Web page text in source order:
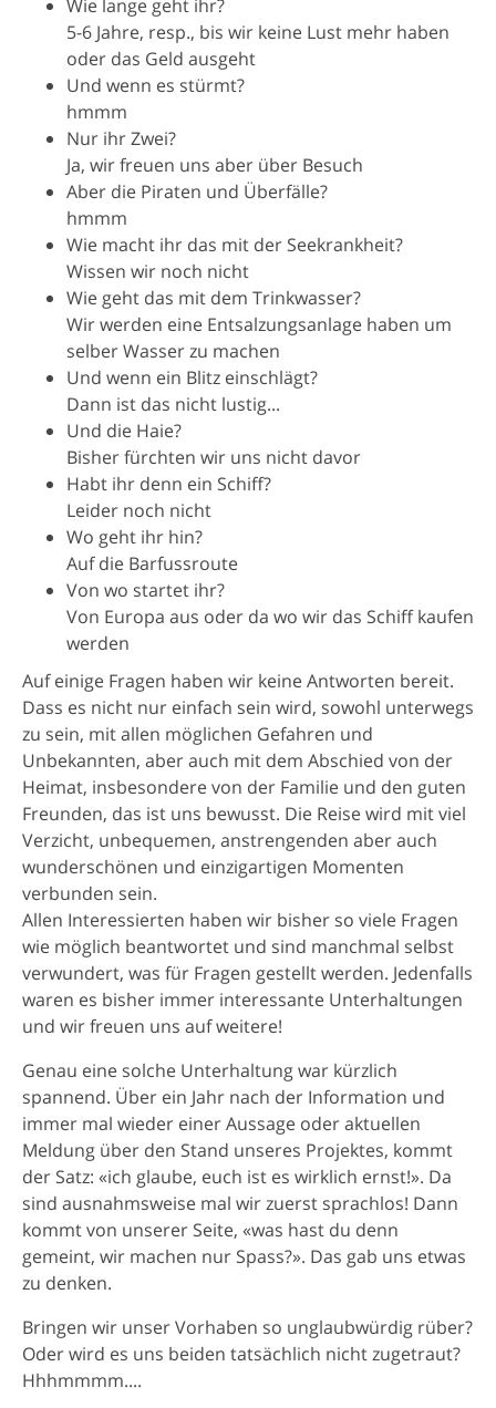
Wie lange geht ihr?
5-6 Jahre, resp., bis wir keine Lust mehr haben
oder das Geld ausgeht
Und wenn es stürmt?
hmmm
Nur ihr Zwei?
Ja, wir freuen uns aber über Besuch
Aber die Piraten und Überfälle?
hmmm
Wie macht ihr das mit der Seekrankheit?
Wissen wir noch nicht
Wie geht das mit dem Trinkwasser?
Wir werden eine Entsalzungsanlage haben um
selber Wasser zu machen
Und wenn ein Blitz einschlägt?
Dann ist das nicht lustig...
Und die Haie?
Bisher fürchten wir uns nicht davor
Habt ihr denn ein Schiff?
Leider noch nicht
Wo geht ihr hin?
Auf die Barfussroute
Von wo startet ihr?
Von Europa aus oder da wo wir das Schiff kaufen
werden
Auf einige Fragen haben wir keine Antworten bereit.
Dass es nicht nur einfach sein wird, sowohl unterwegs
zu sein, mit allen möglichen Gefahren und
Unbekannten, aber auch mit dem Abschied von der
Heimat, insbesondere von der Familie und den guten
Freunden, das ist uns bewusst. Die Reise wird mit viel
Verzicht, unbequemen, anstrengenden aber auch
wunderschönen und einzigartigen Momenten
verbunden sein.
Allen Interessierten haben wir bisher so viele Fragen
wie möglich beantwortet und sind manchmal selbst
verwundert, was für Fragen gestellt werden. Jedenfalls
waren es bisher immer interessante Unterhaltungen
und wir freuen uns auf weitere!
Genau eine solche Unterhaltung war kürzlich
spannend. Über ein Jahr nach der Information und
immer mal wieder einer Aussage oder aktuellen
Meldung über den Stand unseres Projektes, kommt
der Satz: «ich glaube, euch ist es wirklich ernst!». Da
sind ausnahmsweise mal wir zuerst sprachlos! Dann
kommt von unserer Seite, «was hast du denn
gemeint, wir machen nur Spass?». Das gab uns etwas
zu denken.
Bringen wir unser Vorhaben so unglaubwürdig rüber?
Oder wird es uns beiden tatsächlich nicht zugetraut?
Hhhmmmm....